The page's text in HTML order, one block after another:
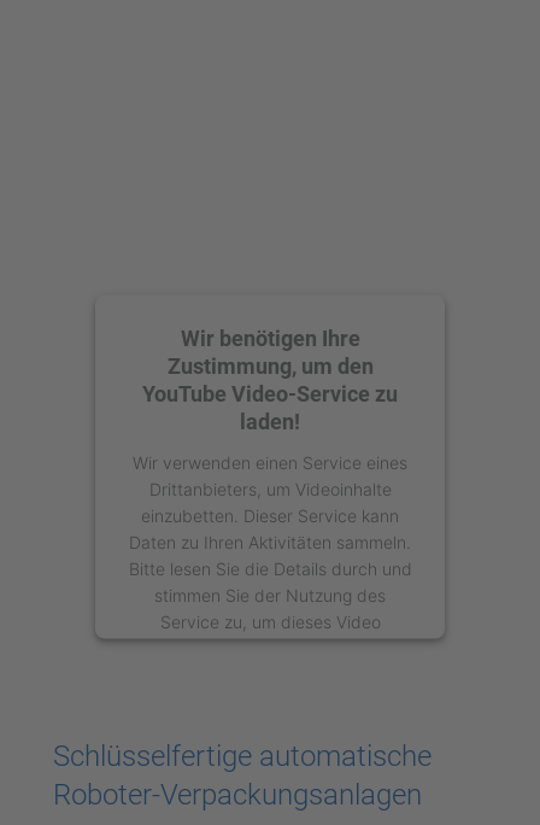
Wir benötigen Ihre
Zustimmung, um den
YouTube Video-Service zu
laden!
Wir verwenden einen Service eines
Drittanbieters, um Videoinhalte
einzubetten. Dieser Service kann
Daten zu Ihren Aktivitäten sammeln.
Bitte lesen Sie die Details durch und
stimmen Sie der Nutzung des
Service zu, um dieses Video
anzusehen.
Akzeptieren
Schlüsselfertige automatische
Roboter-Verpackungsanlagen